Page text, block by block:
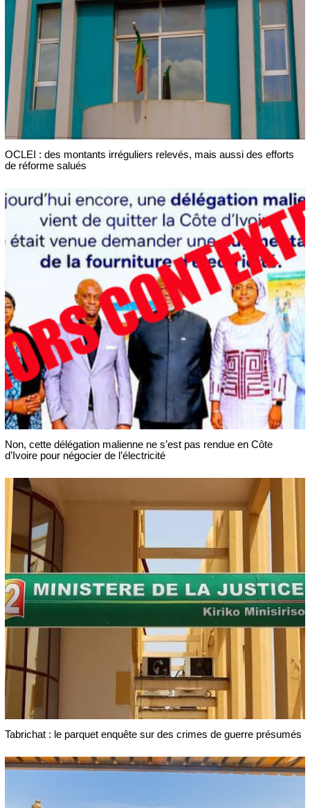
OCLEI : des montants irréguliers relevés, mais aussi des efforts
de réforme salués
Non, cette délégation malienne ne s’est pas rendue en Côte
d’Ivoire pour négocier de l’électricité
Tabrichat : le parquet enquête sur des crimes de guerre présumés